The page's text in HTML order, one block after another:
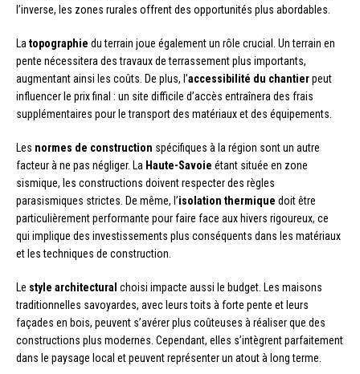
l’inverse, les zones rurales offrent des opportunités plus abordables.
La topographie du terrain joue également un rôle crucial. Un terrain en
pente nécessitera des travaux de terrassement plus importants,
augmentant ainsi les coûts. De plus, l’accessibilité du chantierpeut
influencer le prix final : un site difficile d’accès entraînera des frais
supplémentaires pour le transport des matériaux et des équipements.
Les normes de construction spécifiques à la région sont un autre
facteur à ne pas négliger. La Haute-Savoie étant située en zone
sismique, les constructions doivent respecter des règles
parasismiques strictes. De même, l’isolation thermique doit être
particulièrement performante pour faire face aux hivers rigoureux, ce
qui implique des investissements plus conséquents dans les matériaux
et les techniques de construction.
Le style architectural choisi impacte aussi le budget. Les maisons
traditionnelles savoyardes, avec leurs toits à forte pente et leurs
façades en bois, peuvent s’avérer plus coûteuses à réaliser que des
constructions plus modernes. Cependant, elles s’intègrent parfaitement
dans le paysage local et peuvent représenter un atout à long terme.